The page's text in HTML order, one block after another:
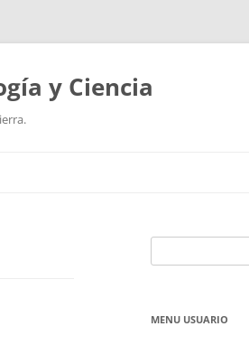
y Ciencia
MENU USUARIO